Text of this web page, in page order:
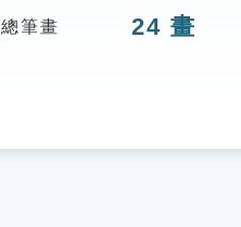
總筆畫 24 畫